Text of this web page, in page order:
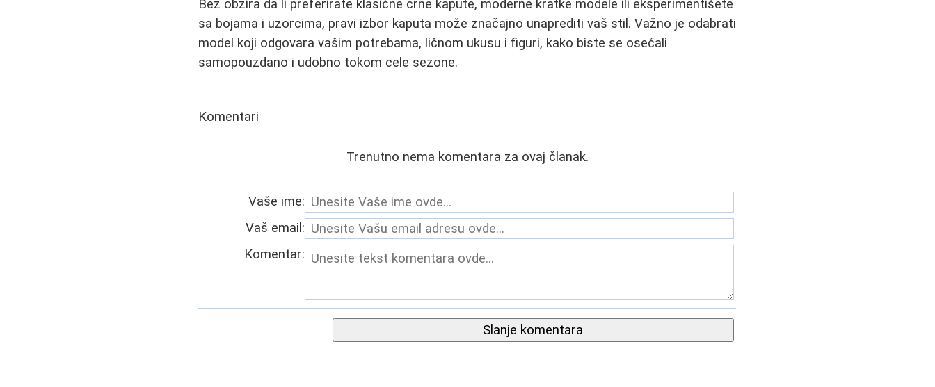
Bez obzira da li preferirate klasične crne kapute, moderne kratke modele ili eksperimentišete
sa bojama i uzorcima, pravi izbor kaputa može značajno unaprediti vaš stil. Važno je odabrati
model koji odgovara vašim potrebama, ličnom ukusu i figuri, kako biste se osećali
samopouzdano i udobno tokom cele sezone.
Komentari
Trenutno nema komentara za ovaj članak.
Vaše ime:
Vaš email:
Komentar:
Slanje komentara